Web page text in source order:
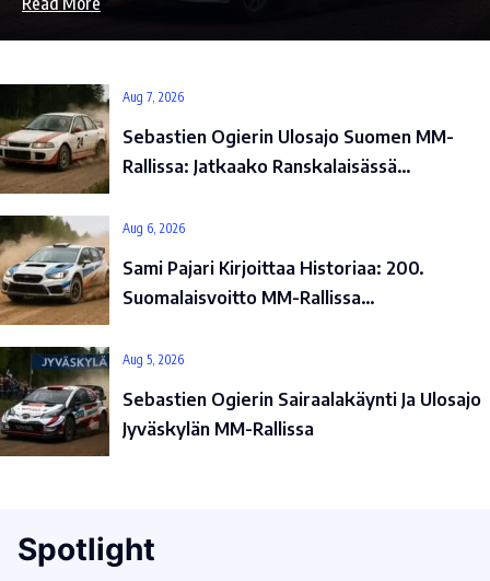
Aug 7, 2026
Sebastien Ogierin Ulosajo Suomen MM-
Rallissa: Jatkaako Ranskalaisässä…
Aug 6, 2026
Sami Pajari Kirjoittaa Historiaa: 200.
Suomalaisvoitto MM-Rallissa…
Aug 5, 2026
Sebastien Ogierin Sairaalakäynti Ja Ulosajo
Jyväskylän MM-Rallissa
Spotlight